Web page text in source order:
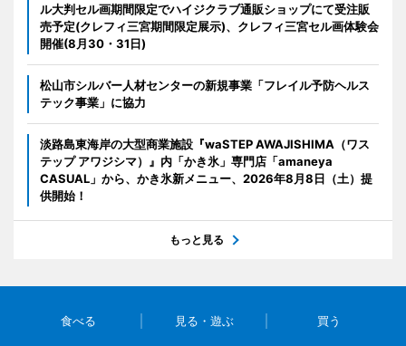
ル大判セル画期間限定でハイジクラブ通販ショップにて受注販
売予定(クレフィ三宮期間限定展示)、クレフィ三宮セル画体験会
開催(8月30・31日)
松山市シルバー人材センターの新規事業「フレイル予防ヘルス
テック事業」に協力
淡路島東海岸の大型商業施設『waSTEP AWAJISHIMA（ワス
テップ アワジシマ）』内「かき氷」専門店「amaneya
CASUAL」から、かき氷新メニュー、2026年8月8日（土）提
供開始！
もっと見る
食べる 見る・遊ぶ 買う